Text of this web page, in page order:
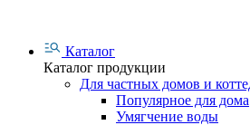
Каталог
Каталог продукции
Для частных домов и
Популярное для дома
Умягчение воды